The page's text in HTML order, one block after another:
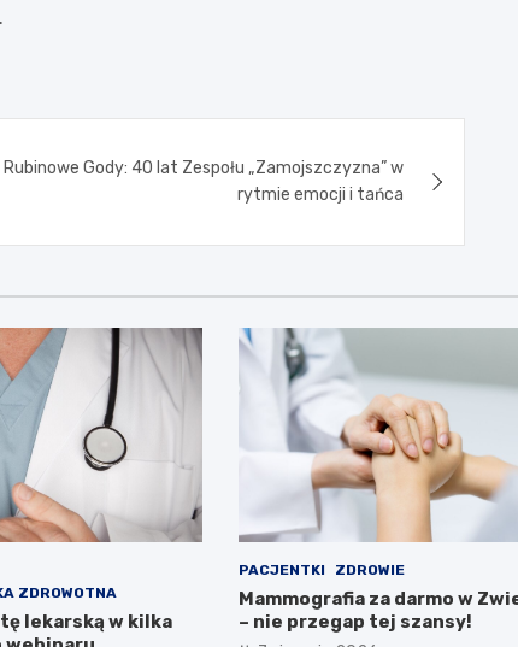
Rubinowe Gody: 40 lat Zespołu „Zamojszczyzna” w
rytmie emocji i tańca
ZDROWOTNA
lekarską w kilka
PACJENTKI ZDROWIE
Mammografia za darmo w
– nie przegap tej szansy!